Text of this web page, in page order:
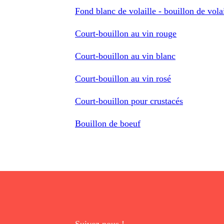
Fond blanc de volaille - bouillon de
Court-bouillon au vin rouge
Court-bouillon au vin blanc
Court-bouillon au vin rosé
Court-bouillon pour crustacés
Bouillon de boeuf